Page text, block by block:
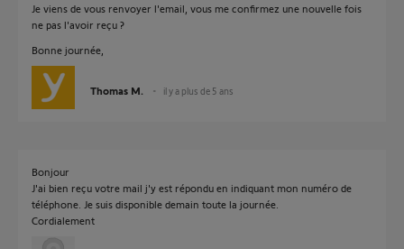
Je viens de vous renvoyer l'email, vous me confirmez une nouvelle fois
ne pas l'avoir reçu ?
Bonne journée,
Thomas M. il y a plus de 5 ans
Bonjour
J'ai bien reçu votre mail j'y est répondu en indiquant mon numéro de
téléphone. Je suis disponible demain toute la journée.
Cordialement